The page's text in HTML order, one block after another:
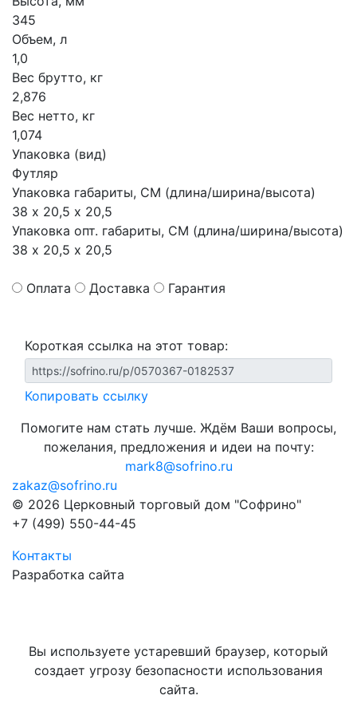
345
Объем, л
1,0
Вес брутто, кг
2,876
Вес нетто, кг
1,074
Упаковка (вид)
Футляр
Упаковка габариты, СМ (длина/ширина/высота)
38 х 20,5 х 20,5
Упаковка опт. габариты, СМ (длина/ширина/высота)
38 х 20,5 х 20,5
Оплата Доставка Гарантия
Короткая ссылка на этот товар:
Копировать ссылку
Помогите нам стать лучше. Ждём Ваши вопросы,
пожелания, предложения и идеи на почту:
mark8@sofrino.ru
zakaz@sofrino.ru
© 2026 Церковный торговый дом "Софрино"
+7 (499) 550-44-45
Контакты
Разработка сайта
Вы используете устаревший браузер, который
создает угрозу безопасности использования
сайта.